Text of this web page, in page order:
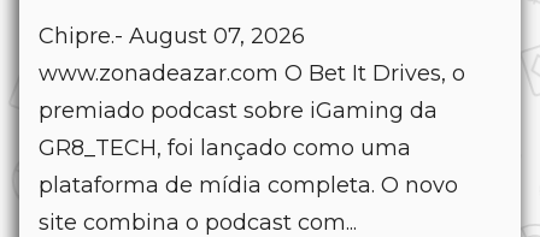
Chipre.- August 07, 2026
www.zonadeazar.com O Bet It Drives, o
premiado podcast sobre iGaming da
GR8_TECH, foi lançado como uma
plataforma de mídia completa. O novo
site combina o podcast com...